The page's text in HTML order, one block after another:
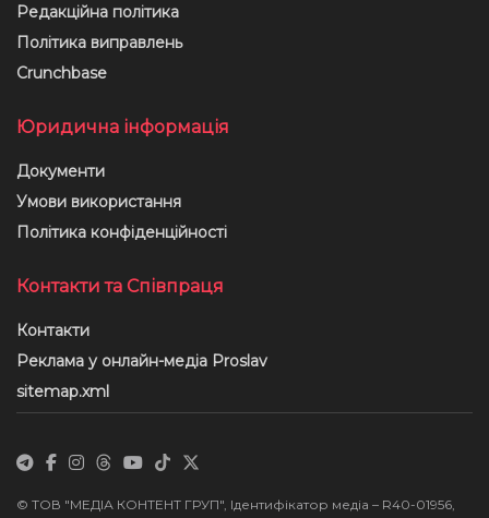
Редакційна політика
Політика виправлень
Crunchbase
Юридична інформація
Документи
Умови використання
Політика конфіденційності
Контакти та Співпраця
Контакти
Реклама у онлайн-медіа Proslav
sitemap.xml
© ТОВ "МЕДІА КОНТЕНТ ГРУП", Ідентифікатор медіа – R40-01956,